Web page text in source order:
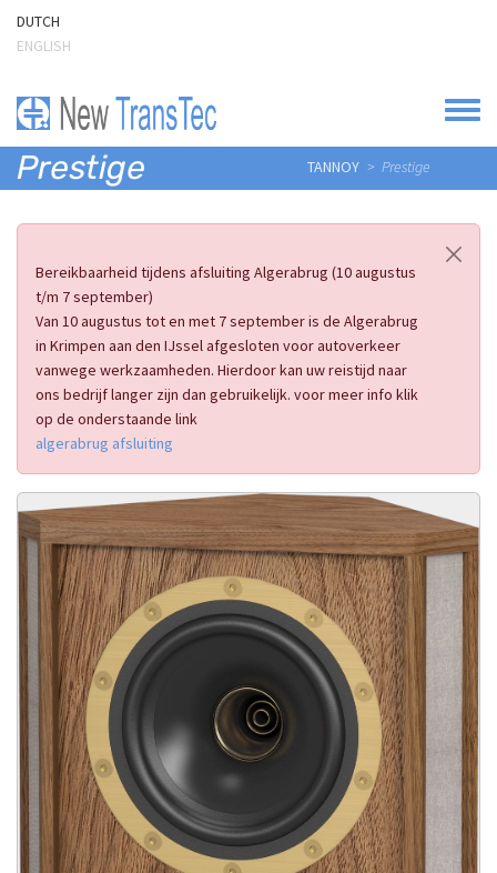
DUTCH
ENGLISH
Toggle
Prestige TANNOY Prestige
Bereikbaarheid tijdens afsluiting Algerabrug (10 augustus
t/m 7 september)
Van 10 augustus tot en met 7 september is de Algerabrug
in Krimpen aan den IJssel afgesloten voor autoverkeer
vanwege werkzaamheden. Hierdoor kan uw reistijd naar
ons bedrijf langer zijn dan gebruikelijk. voor meer info klik
op de onderstaande link
algerabrug afsluiting